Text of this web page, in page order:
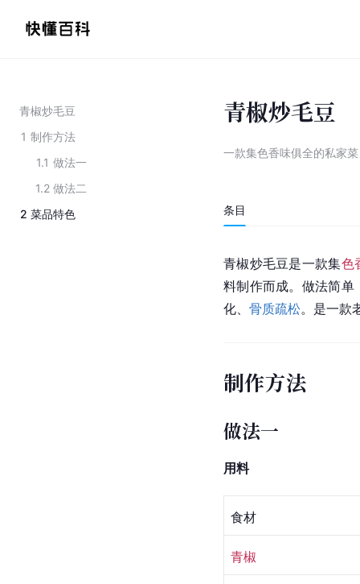
青椒炒毛豆
1 制作方法
1.1 做法一
1.2 做法二
2 菜品特色
青椒炒毛豆
一款集色香味俱全的私家菜
条目
青椒炒毛豆是一款集色
料制作而成。做法简
化、 骨质疏松。是一款
制作方法
做法一
用料
食材
青椒